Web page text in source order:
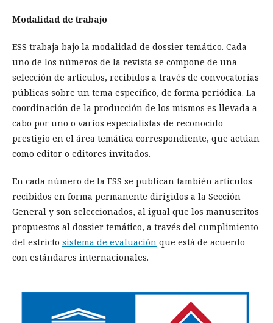
Modalidad de trabajo
ESS trabaja bajo la modalidad de dossier temático. Cada
uno de los números de la revista se compone de una
selección de artículos, recibidos a través de convocatorias
públicas sobre un tema específico, de forma periódica. La
coordinación de la producción de los mismos es llevada a
cabo por uno o varios especialistas de reconocido
prestigio en el área temática correspondiente, que actúan
como editor o editores invitados.
En cada número de la ESS se publican también artículos
recibidos en forma permanente dirigidos a la Sección
General y son seleccionados, al igual que los manuscritos
propuestos al dossier temático, a través del cumplimiento
del estricto sistema de evaluación que está de acuerdo
con estándares internacionales.